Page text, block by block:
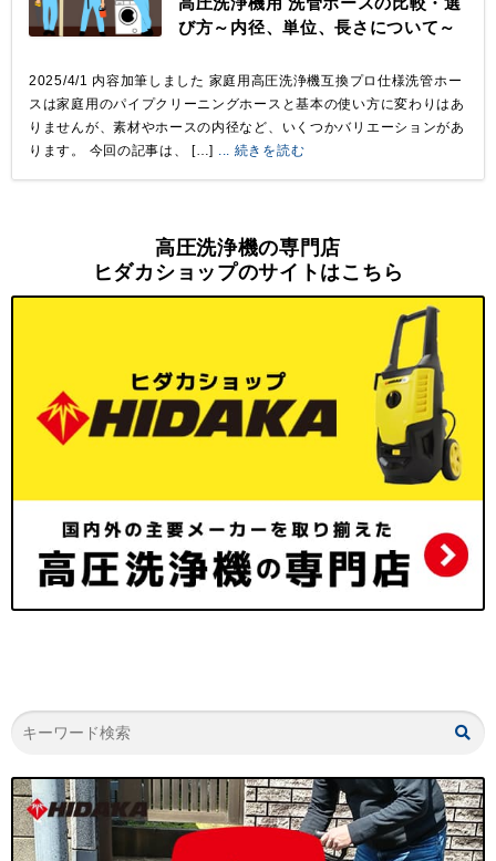
び方～内径、単位、長さについて～
2025/4/1 内容加筆しました 家庭用高圧洗浄機互換プロ仕様洗管ホー
スは家庭用のパイプクリーニングホースと基本の使い方に変わりはあ
りませんが、素材やホースの内径など、いくつかバリエーションがあ
ります。 今回の記事は、 […] ... 続きを読む
高圧洗浄機の専門店
ヒダカショップのサイトはこちら